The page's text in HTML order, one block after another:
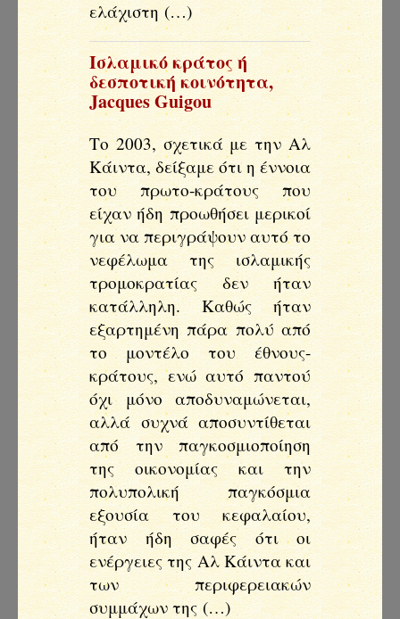
ελάχιστη (…)
Ισλαμικό κράτος ή
δεσποτική κοινότητα,
Jacques Guigou
Το 2003, σχετικά με την Αλ
Κάιντα, δείξαμε ότι η έννοια
του πρωτο-κράτους που
είχαν ήδη προωθήσει μερικοί
για να περιγράψουν αυτό το
νεφέλωμα της ισλαμικής
τρομοκρατίας δεν ήταν
κατάλληλη. Καθώς ήταν
εξαρτημένη πάρα πολύ από
το μοντέλο του έθνους-
κράτους, ενώ αυτό παντού
όχι μόνο αποδυναμώνεται,
αλλά συχνά αποσυντίθεται
από την παγκοσμιοποίηση
της οικονομίας και την
πολυπολική παγκόσμια
εξουσία του κεφαλαίου,
ήταν ήδη σαφές ότι οι
ενέργειες της Αλ Κάιντα και
των περιφερειακών
συμμάχων της (…)